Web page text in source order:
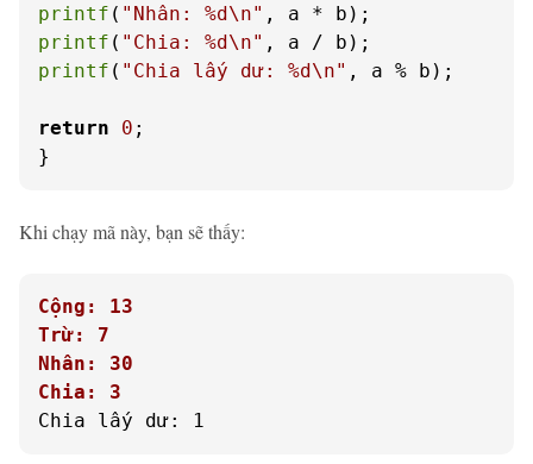
printf ( "Nhân: %d\n"
printf ( "Chia: %d\n"
printf ( "Chia lấy dư: %d\n" , a % b);
return 0 ;
}
Khi chạy mã này, bạn sẽ thấy:
Cộng: 13
Trừ: 7
Nhân: 30
Chia: 3
Chia lấy dư: 1